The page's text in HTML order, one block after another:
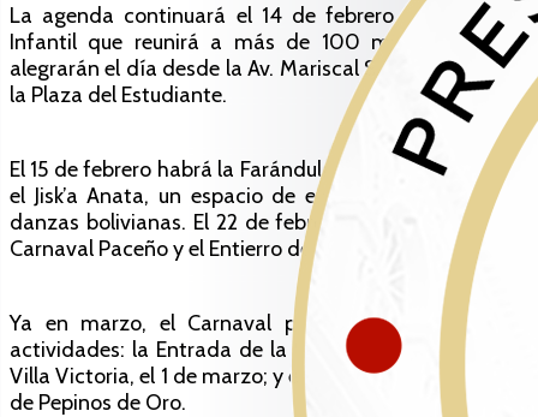
La agenda continuará el 14 de febrero con el Corso
Infantil que reunirá a más de 100 mil niños, estos
alegrarán el día desde la Av. Mariscal Santa Cruz hasta
la Plaza del Estudiante.
El 15 de febrero habrá la Farándula de los Pepinos; el 16,
el Jisk’a Anata, un espacio de expresión de todas las
danzas bolivianas. El 22 de febrero será la Retreta del
Carnaval Paceño y el Entierro del Pepino.
Ya en marzo, el Carnaval paceño cerrará con dos
actividades: la Entrada de la Córcova del Carnaval en
Villa Victoria, el 1 de marzo; y el 13 de marzo, la Entrega
de Pepinos de Oro.